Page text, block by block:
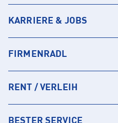
KARRIERE & JOBS
FIRMENRADL
RENT / VERLEIH
BESTER SERVICE